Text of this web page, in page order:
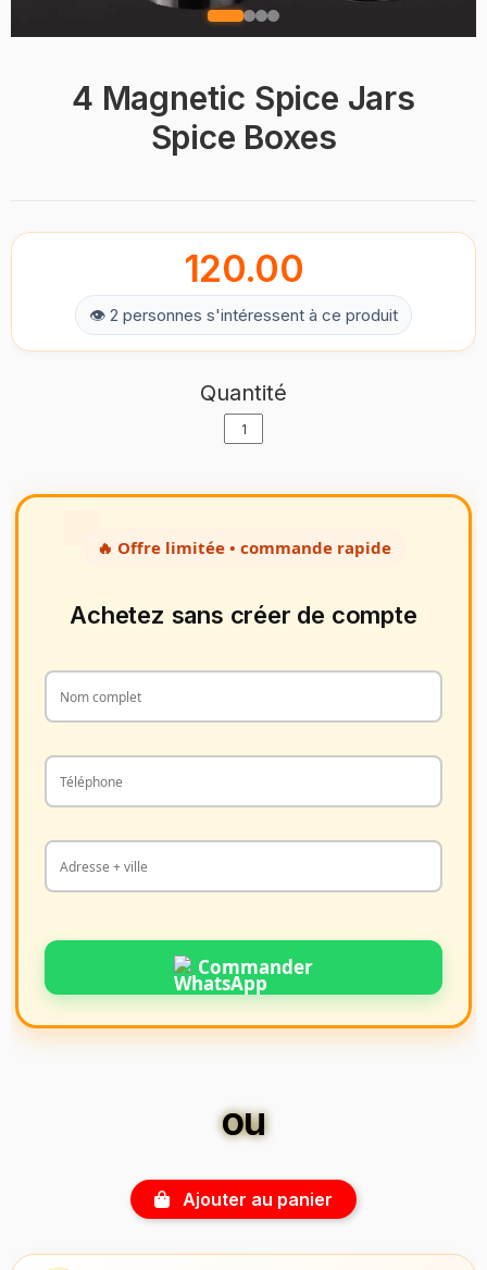
4 Magnetic Spice Jars
Spice Boxes
120.00
👁 2 personnes s'intéressent à ce produit
Quantité
🔥 Offre limitée • commande rapide
Achetez sans créer de compte
Commander
ou
Ajouter au panier